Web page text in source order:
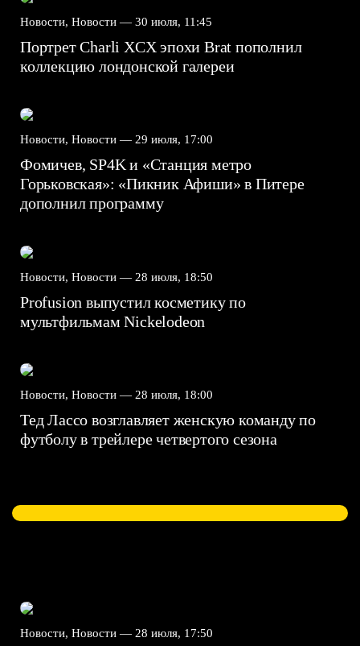
Новости, Новости — 30 июля, 11:45
Портрет Charli XCX эпохи Brat пополнил
коллекцию лондонской галереи
Новости, Новости — 29 июля, 17:00
Фомичев, SP4K и «Станция метро
Горьковская»: «Пикник Афиши» в Питере
дополнил программу
Новости, Новости — 28 июля, 18:50
Profusion выпустил косметику по
мультфильмам Nickelodeon
Новости, Новости — 28 июля, 18:00
Тед Лассо возглавляет женскую команду по
футболу в трейлере четвертого сезона
Новости, Новости — 28 июля, 17:50